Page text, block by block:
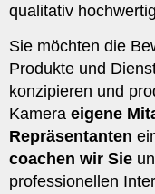
qualitativ
Sie möchten die
Produkte und
konzipieren und
Kamera eigene
Repräsentanten
coachen wir Sie
professionellen